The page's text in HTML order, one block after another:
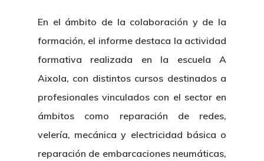
En el ámbito de la colaboración y de la
formación, el informe destaca la actividad
formativa realizada en la escuela A
Aixola, con distintos cursos destinados a
profesionales vinculados con el sector en
ámbitos como reparación de redes,
velería, mecánica y electricidad básica o
reparación de embarcaciones neumáticas,
Directorio De Personal
Patronato
Identidad Corporativa
Logo CETMAR
Contacto
Eventos
Proyectos
Publicaciones
Memoria
Centro De
Boletín De Noticias
Contratación
Licitaciones
Gobierno